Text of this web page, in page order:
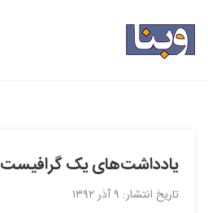
یادداشت‌های یک گرافیست
تاریخ انتشار: ۹ آذر ۱۳۹۲